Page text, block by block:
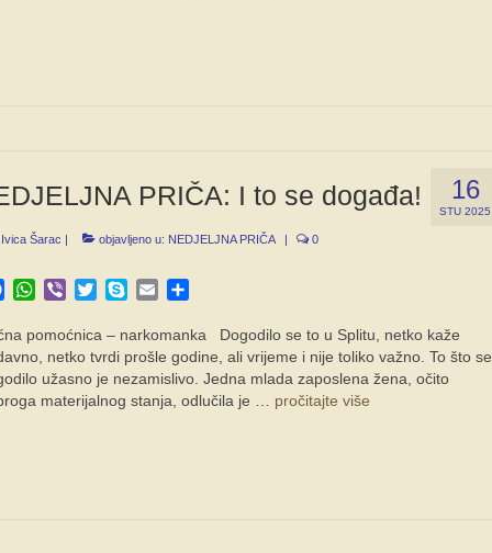
16
STU 2025
PRIČA: I to se događa!
Ivica Šarac | objavljeno u: NEDJELJNA PRIČA | 0
Facebook
WhatsApp
Viber TwitterSkypeEmail
pomoćnica – narkomanka Dogodilo se to u Splitu, netko kaže
netko tvrdi prošle godine, ali vrijeme i nije toliko važno. To što se
užasno je nezamislivo. Jedna mlada zaposlena žena, očito
materijalnog stanja, odlučila je … pročitajte više